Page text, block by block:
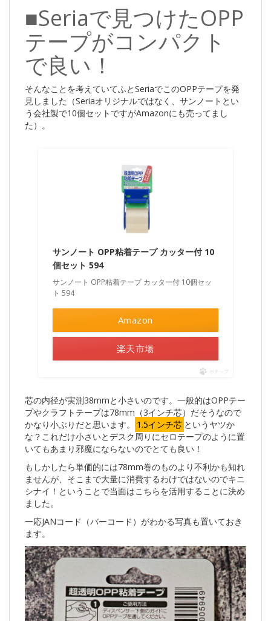
■Seriaで見つけたOPP
テープがコンパクト
で良い！
そんなことを考えていてふとSeriaでこのOPPテープを発
見しました（Seriaオリジナルではなく、サンノートとい
う会社製で10個セットですがAmazonにも売ってまし
た）。
サンノート OPP粘着テープ カッター付 10
個セット 594
サンノート OPP粘着テープ カッター付 10個セッ
ト 594
Amazon
楽天市場
ポチップ
芯の内径が実測38mmと小さいのです。一般的はOPPテー
プやクラフトテープは78mm（3インチ芯）だそうなので
かなり小ぶりだと思います。
1.5インチ芯 というヤツか
な？これだけ小さいとデスク周りにセロテープのように置
いてもあまり邪魔にならないのでとても良い！
もしかしたら単価的には78mm巻のものより不利かも知れ
ませんが、そこまで大量に消費するわけではないのでキニ
シナイ！ということで当面はこちらを活用することに決め
ました。
一応JANコード（バーコード）がわかる写真も置いておき
ます。